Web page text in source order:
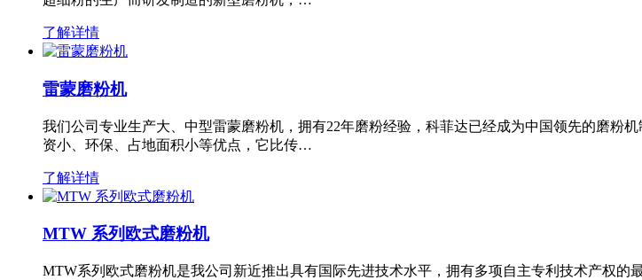
了解详情
雷蒙磨粉机
我们公司专业生产大、中型雷蒙磨粉机，拥有22年磨粉经验，科菲达已经成为中国领先的磨粉
资小、环保、占地面积小等优点，它比传…
了解详情
MTW 系列欧式磨粉机
MTW系列欧式磨粉机是我公司新近推出具有国际先进技术水平，拥有多项自主专利技术产权